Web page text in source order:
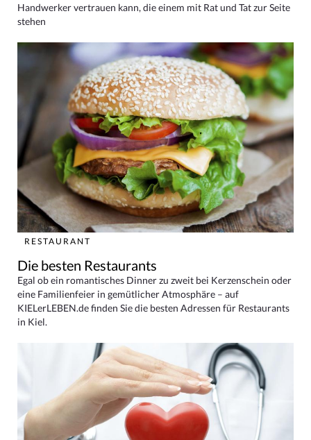
Handwerker vertrauen kann, die einem mit Rat und Tat zur Seite
stehen
RESTAURANT
Die besten Restaurants
Egal ob ein romantisches Dinner zu zweit bei Kerzenschein oder
eine Familienfeier in gemütlicher Atmosphäre – auf
KIELerLEBEN.de finden Sie die besten Adressen für Restaurants
in Kiel.